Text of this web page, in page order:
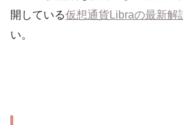
開している仮想通貨Libraの最新解
い。